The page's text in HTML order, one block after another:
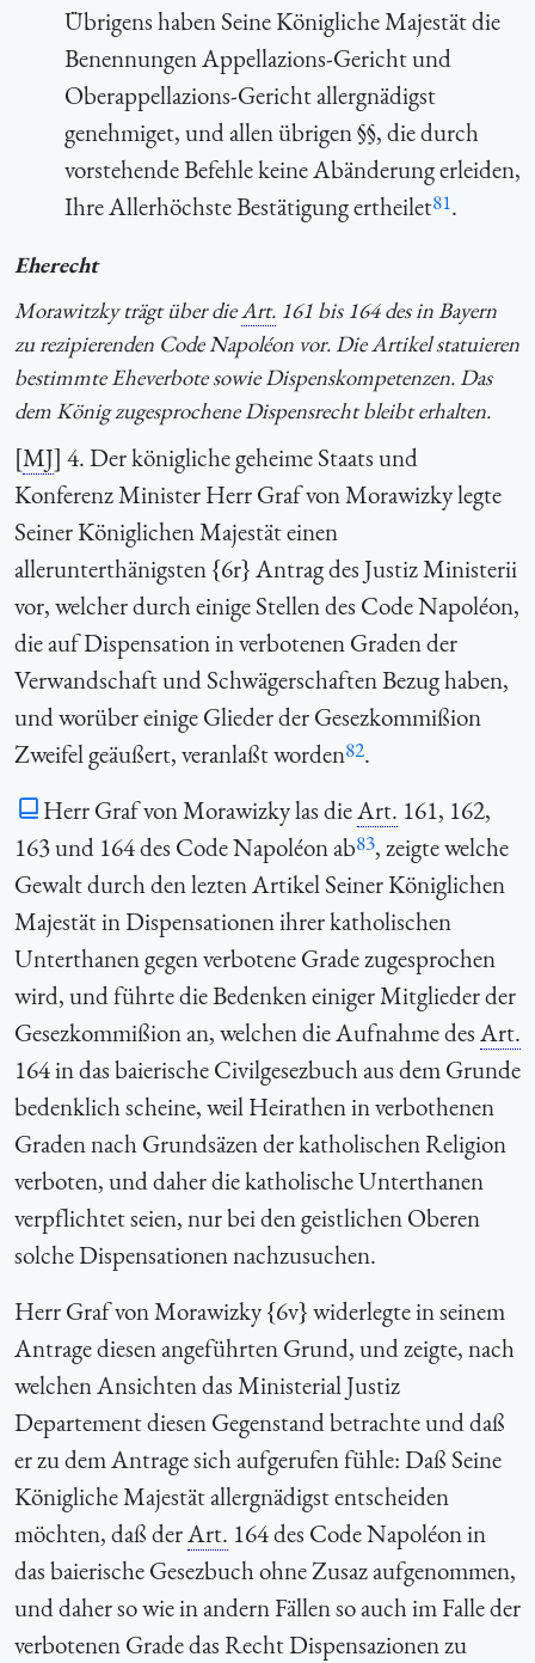
Übrigens haben Seine Königliche Majestät die
Benennungen Appellazions-Gericht und
Oberappellazions-Gericht allergnädigst
genehmiget, und allen übrigen §§, die durch
vorstehende Befehle keine Abänderung erleiden,
Ihre Allerhöchste Bestätigung ertheilet81.
Eherecht
Morawitzky trägt über dieArt. 161 bis 164 des in Bayern
zu rezipierenden Code Napoléon vor. Die Artikel statuieren
bestimmte Eheverbote sowie Dispenskompetenzen. Das
dem König zugesprochene Dispensrecht bleibt erhalten.
[MJ] 4. Der königliche geheime Staats und
Konferenz Minister Herr Graf von Morawizky legte
Seiner Königlichen Majestät einen
allerunterthänigsten {6r} Antrag des Justiz Ministerii
vor, welcher durch einige Stellen des Code Napoléon,
die auf Dispensation in verbotenen Graden der
Verwandschaft und Schwägerschaften Bezug haben,
und worüber einige Glieder der Gesezkommißion
Zweifel geäußert, veranlaßt worden82.
Herr Graf von Morawizky las dieArt. 161, 162,
163 und 164 des Code Napoléon ab83, zeigte welche
Gewalt durch den lezten Artikel Seiner Königlichen
Majestät in Dispensationen ihrer katholischen
Unterthanen gegen verbotene Grade zugesprochen
wird, und führte die Bedenken einiger Mitglieder der
Gesezkommißion an, welchen die Aufnahme desArt.
164 in das baierische Civilgesezbuch aus dem Grunde
bedenklich scheine, weil Heirathen in verbothenen
Graden nach Grundsäzen der katholischen Religion
verboten, und daher die katholische Unterthanen
verpflichtet seien, nur bei den geistlichen Oberen
solche Dispensationen nachzusuchen.
Herr Graf von Morawizky {6v} widerlegte in seinem
Antrage diesen angeführten Grund, und zeigte, nach
welchen Ansichten das Ministerial Justiz
Departement diesen Gegenstand betrachte und daß
er zu dem Antrage sich aufgerufen fühle: Daß Seine
Königliche Majestät allergnädigst entscheiden
möchten, daß derArt. 164 des Code Napoléon in
das baierische Gesezbuch ohne Zusaz aufgenommen,
und daher so wie in andern Fällen so auch im Falle der
verbotenen Grade das Recht Dispensazionen zu